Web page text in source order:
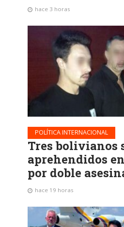
hace 3 horas
POLÍTICA INTERNACIONAL
Tres bolivianos
aprehendidos
por doble
hace 19 horas